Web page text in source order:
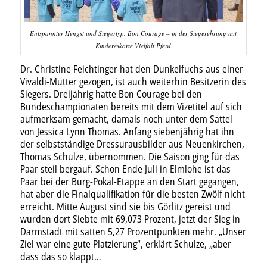
Entspannter Hengst und Siegertyp, Bon Courage – in der Siegerehrung mit
Kindereskorte Vielfalt Pferd
Dr. Christine Feichtinger hat den Dunkelfuchs aus einer
Vivaldi-Mutter gezogen, ist auch weiterhin Besitzerin des
Siegers. Dreijährig hatte Bon Courage bei den
Bundeschampionaten bereits mit dem Vizetitel auf sich
aufmerksam gemacht, damals noch unter dem Sattel
von Jessica Lynn Thomas. Anfang siebenjährig hat ihn
der selbstständige Dressurausbilder aus Neuenkirchen,
Thomas Schulze, übernommen. Die Saison ging für das
Paar steil bergauf. Schon Ende Juli in Elmlohe ist das
Paar bei der Burg-Pokal-Etappe an den Start gegangen,
hat aber die Finalqualifikation für die besten Zwölf nicht
erreicht. Mitte August sind sie bis Görlitz gereist und
wurden dort Siebte mit 69,073 Prozent, jetzt der Sieg in
Darmstadt mit satten 5,27 Prozentpunkten mehr. „Unser
Ziel war eine gute Platzierung“, erklärt Schulze, „aber
dass das so klappt…